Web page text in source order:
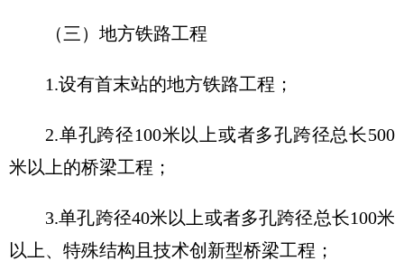
（三）地方铁路工程
1.设有首末站的地方铁路工程；
2.单孔跨径100米以上或者多孔跨径总长500
米以上的桥梁工程；
3.单孔跨径40米以上或者多孔跨径总长100米
以上、特殊结构且技术创新型桥梁工程；